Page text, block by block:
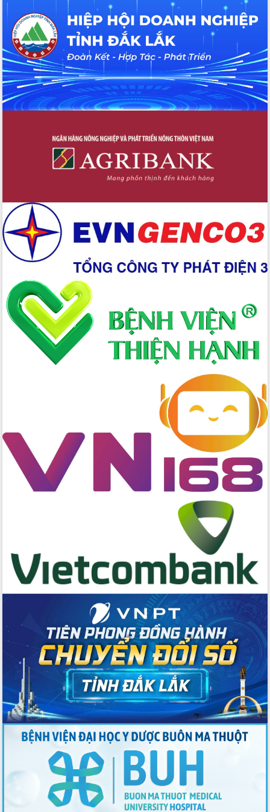
hiện nhiệm vụ quản lý tài sản công
hàng tuần
Tháo gỡ những vướng mắc, đẩy mạnh
công tác cải cách thủ tục hành chính
tại Trung tâm Phục vụ hành chính
công tỉnh
Đắk Lắk: Tôn vinh 46 giải pháp tại Hội
thi Sáng tạo Kỹ thuật 2024 - 2025
Đắk Lắk rà soát, điều chỉnh Đề án 190
Phó Chủ tịch UBND tỉnh Đắk Lắk
Trương Công Thái kiểm tra thực địa
Dự án cao tốc Khánh Hòa - Buôn Ma
sản sống” trong dòng chảy toàn cầu
Xây dựng nông thôn mới: Nâng cao đời
sống người dân từ những mô hình thiết
Quyết liệt tháo gỡ vướng mắc, đẩy
nhanh tiến độ các dự án trọng điểm
trong Khu kinh tế Nam Phú Yên
Hòn Yến phát triển du lịch gắn với bảo
tồn biển
Lấy ý kiến điều chỉnh Quy hoạch tỉnh
Đắk Lắk thời kỳ 2021-2030, tầm nhìn
đến năm 2050
Phát động chiến dịch 30 ngày đêm
Đắk Lắk ký kết thỏa thuận hợp tác về
chuyển đổi số giai đoạn 2026 – 2030
với Tập đoàn Bưu chính Viễn thông
Việt Nam
Thứ trưởng Bộ Y tế làm việc với tỉnh
liệu và Bản đồ số
Tập huấn ứng dụng trí tuệ nhân tạo (AI)
trong thương mại điện tử năm 2026
Đoàn đại biểu Quốc hội tỉnh Đắk Lắk
trao đổi thông tin trước Kỳ họp thứ
nhất, Quốc hội khóa XVI
Quyết liệt cải cách hành chính, khơi
thông nguồn lực phát triển
Nâng cao hiệu lực, hiệu quả HĐND
tỉnh thông qua hiện đại hóa hành chính
Xã Ea Phê gắn cải cách hành chính với
chuyển đổi số
Phó Chủ tịch Thường trực UBND tỉnh
Hồ Thị Nguyên Thảo làm việc tại Trung
tâm Phục vụ hành chính công xã Ea
Xây dựng nền hành chính số đồng
hành cùng nông dân dân, doanh nghiệp
Giai đoạn 2026-2030, Đắk Lắk phấn